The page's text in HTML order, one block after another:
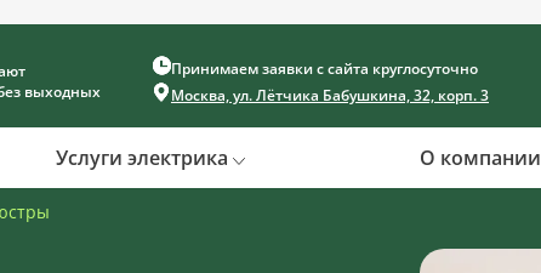
выходных
Принимаем заявки с сайта круглосуточно
Москва, ул. Лётчика Бабушкина, 32, корп. 3
Услуги электрика О компании